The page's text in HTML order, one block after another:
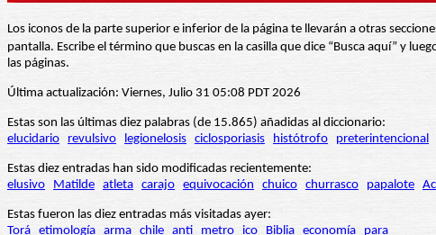
Los iconos de la parte superior e inferior de la página te llevarán a otras
pantalla. Escribe el término que buscas en la casilla que dice “Busca aquí” y
las páginas.
Última actualización: Viernes, Julio 31 05:08 PDT 2026
Estas son las últimas diez palabras (de 15.865) añadidas al diccionario:
elucidario
revulsivo legionelosis ciclosporiasis histótrofo preterintencional
Estas diez entradas han sido modificadas recientemente:
elusivo
Matilde atleta carajo equivocación chuico churrasco papalote
Estas fueron las diez entradas más visitadas ayer:
Torá etimología arma chile anti metro ico Biblia economía para